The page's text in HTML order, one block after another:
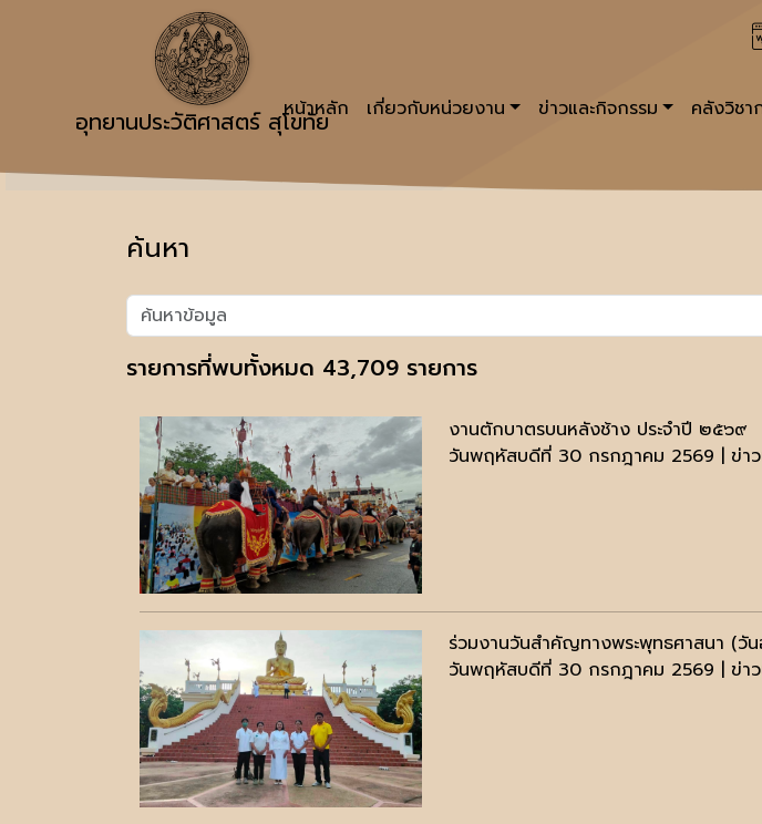
อุทยานประวัติศาสตร์ สุโขทัย
หน้าหลัก เกี่ยวกับหน่วยงาน ข่าวและกิจกรรม คลังวิชา
ค้นหา
รายการที่พบทั้งหมด 43,709 รายการ
งานตักบาตรบนหลังช้าง ประจำปี ๒๕๖๙
วันพฤหัสบดีที่ 30 กรกฎาคม 2569 | ข่าว
ร่วมงานวันสำคัญทางพระพุทธศาสนา (วั
วันพฤหัสบดีที่ 30 กรกฎาคม 2569 | ข่าว